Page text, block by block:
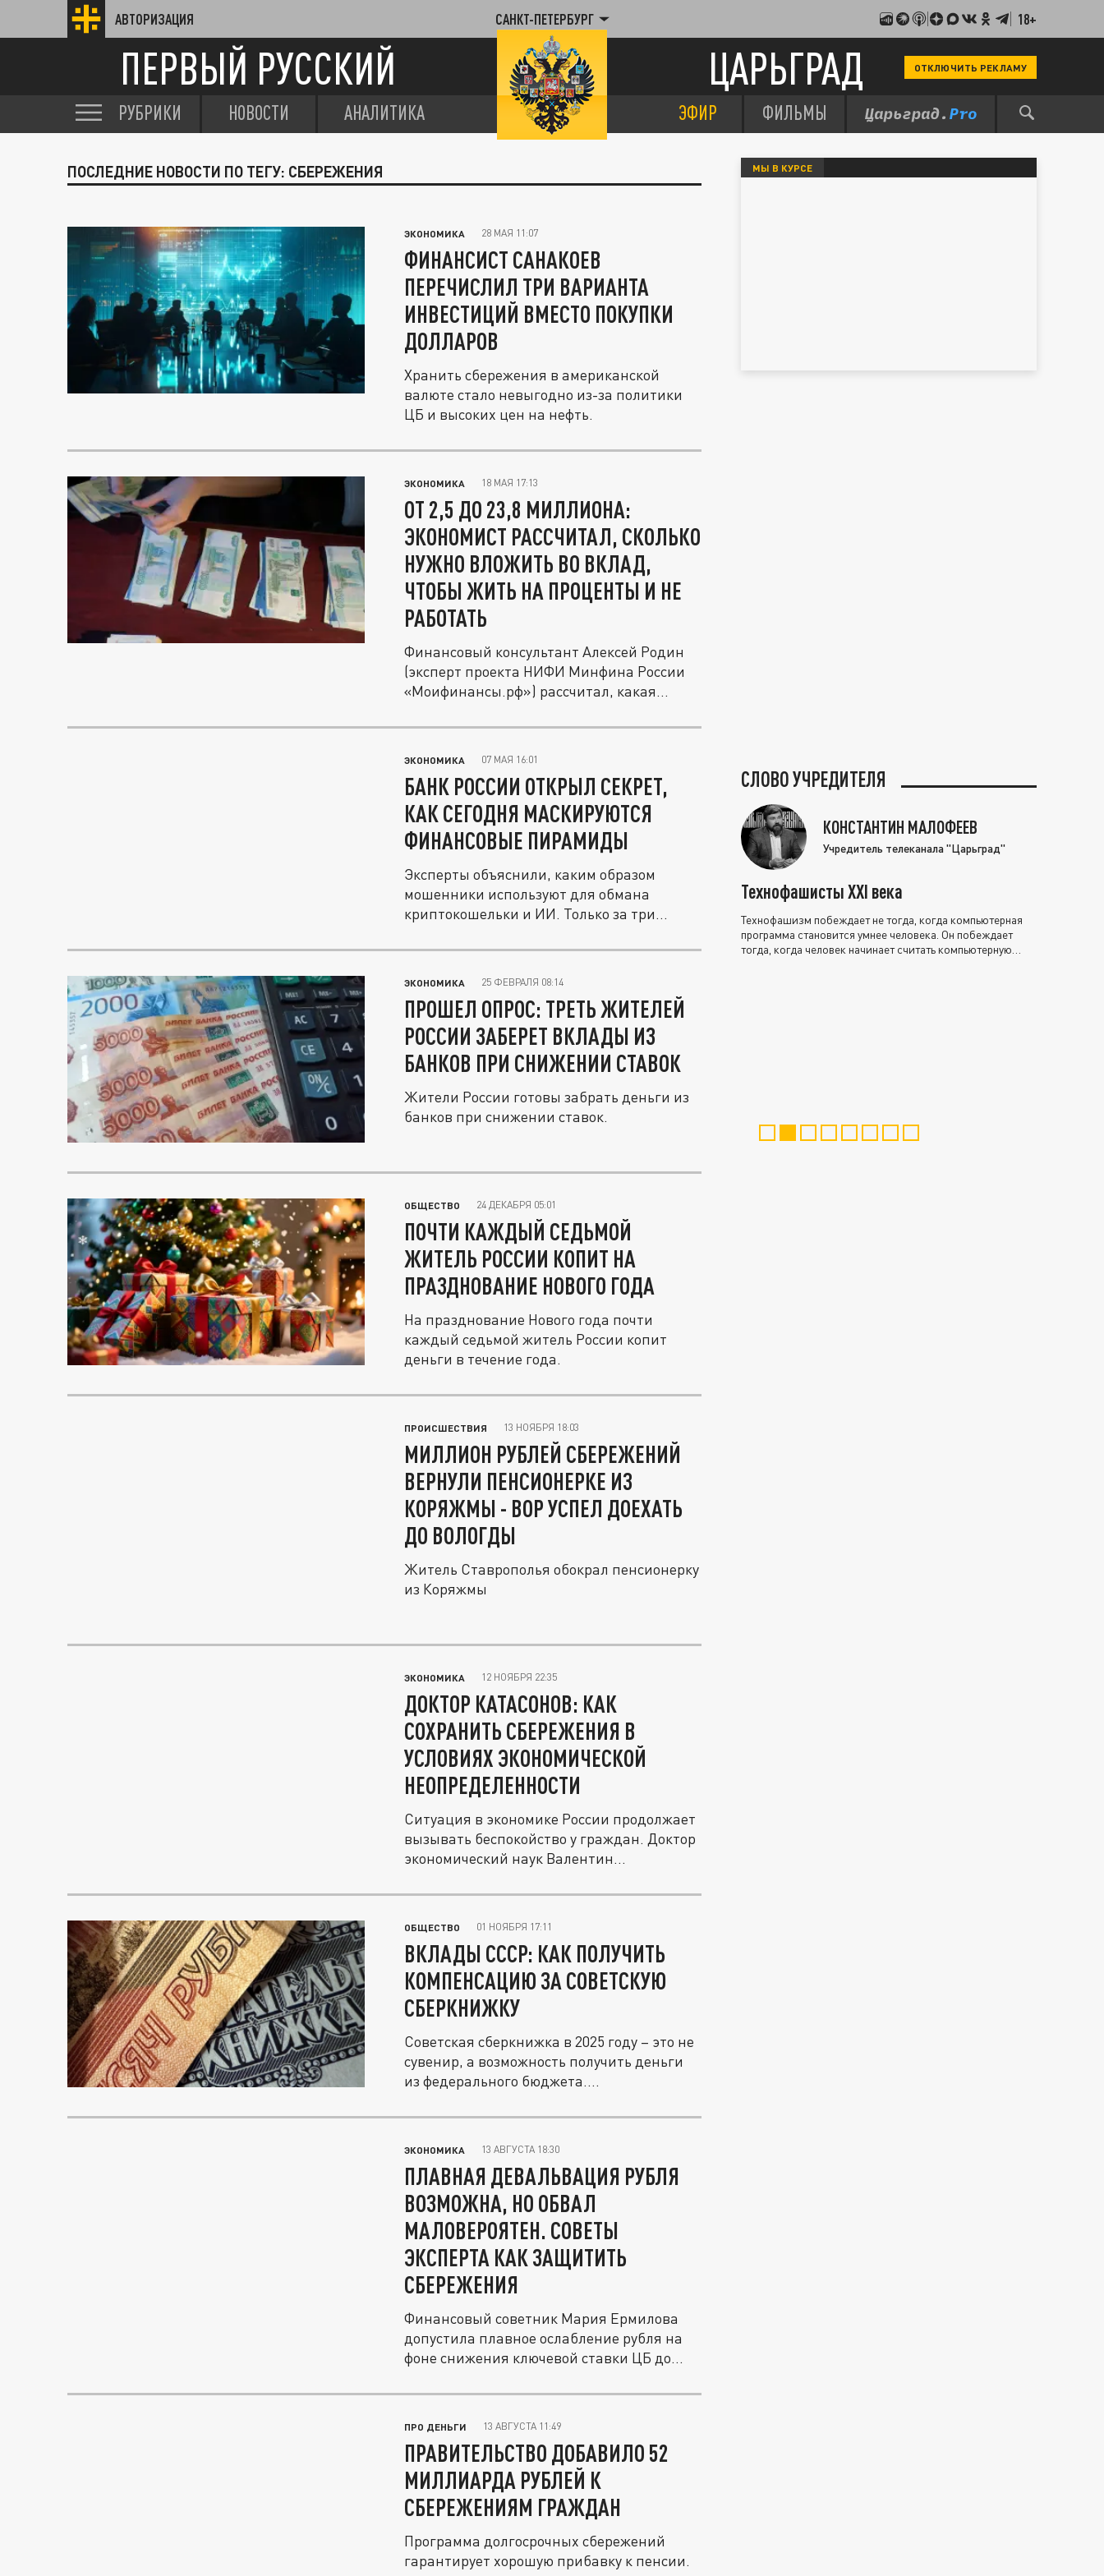
АВТОРИЗАЦИЯ САНКТ-ПЕТЕРБУРГ 18+
ПЕРВЫЙ РУССКИЙ ЦАРЬГРАД ОТКЛЮЧИТЬ РЕКЛАМУ
РУБРИКИ НОВОСТИ АНАЛИТИКА ЭФИР ФИЛЬМЫ
ПОСЛЕДНИЕ НОВОСТИ ПО ТЕГУ: СБЕРЕЖЕНИЯ
ЭКОНОМИКА 28 МАЯ 11:07
ФИНАНСИСТ САНАКОЕВ
ПЕРЕЧИСЛИЛ ТРИ ВАРИАНТА
ИНВЕСТИЦИЙ ВМЕСТО ПОКУПКИ
ДОЛЛАРОВ
Хранить сбережения в американской
валюте стало невыгодно из-за политики
ЦБ и высоких цен на нефть.
ЭКОНОМИКА 18 МАЯ 17:13
ОТ 2,5 ДО 23,8 МИЛЛИОНА:
ЭКОНОМИСТ РАССЧИТАЛ, СКОЛЬКО
НУЖНО ВЛОЖИТЬ ВО ВКЛАД,
ЧТОБЫ ЖИТЬ НА ПРОЦЕНТЫ И НЕ
РАБОТАТЬ
Финансовый консультант Алексей Родин
(эксперт проекта НИФИ Минфина России
«Моифинансы.рф») рассчитал, какая...
ЭКОНОМИКА 07 МАЯ 16:01
БАНК РОССИИ ОТКРЫЛ СЕКРЕТ,
КАК СЕГОДНЯ МАСКИРУЮТСЯ
ФИНАНСОВЫЕ ПИРАМИДЫ
Эксперты объяснили, каким образом
мошенники используют для обмана
криптокошельки и ИИ. Только за три
ЭКОНОМИКА 25 ФЕВРАЛЯ 08:14
ПРОШЕЛ ОПРОС: ТРЕТЬ ЖИТЕЛЕЙ
РОССИИ ЗАБЕРЕТ ВКЛАДЫ ИЗ
БАНКОВ ПРИ СНИЖЕНИИ СТАВОК
Жители России готовы забрать деньги из
банков при снижении ставок.
ОБЩЕСТВО 24 ДЕКАБРЯ 05:01
ПОЧТИ КАЖДЫЙ СЕДЬМОЙ
ЖИТЕЛЬ РОССИИ КОПИТ НА
ПРАЗДНОВАНИЕ НОВОГО ГОДА
На празднование Нового года почти
каждый седьмой житель России копит
деньги в течение года.
ПРОИСШЕСТВИЯ 13 НОЯБРЯ 18:03
МИЛЛИОН РУБЛЕЙ СБЕРЕЖЕНИЙ
ВЕРНУЛИ ПЕНСИОНЕРКЕ ИЗ
КОРЯЖМЫ - ВОР УСПЕЛ ДОЕХАТЬ
ДО ВОЛОГДЫ
Житель Ставрополья обокрал пенсионерку
из Коряжмы
ЭКОНОМИКА 12 НОЯБРЯ 22:35
ДОКТОР КАТАСОНОВ: КАК
СОХРАНИТЬ СБЕРЕЖЕНИЯ В
УСЛОВИЯХ ЭКОНОМИЧЕСКОЙ
НЕОПРЕДЕЛЕННОСТИ
Ситуация в экономике России продолжает
вызывать беспокойство у граждан. Доктор
экономический наук Валентин...
ОБЩЕСТВО 01 НОЯБРЯ 17:11
ВКЛАДЫ СССР: КАК ПОЛУЧИТЬ
КОМПЕНСАЦИЮ ЗА СОВЕТСКУЮ
СБЕРКНИЖКУ
Советская сберкнижка в 2025 году – это не
сувенир, а возможность получить деньги
из федерального бюджета....
ЭКОНОМИКА 13 АВГУСТА 18:30
ПЛАВНАЯ ДЕВАЛЬВАЦИЯ РУБЛЯ
ВОЗМОЖНА, НО ОБВАЛ
МАЛОВЕРОЯТЕН. СОВЕТЫ
ЭКСПЕРТА КАК ЗАЩИТИТЬ
СБЕРЕЖЕНИЯ
Финансовый советник Мария Ермилова
допустила плавное ослабление рубля на
фоне снижения ключевой ставки ЦБ до...
ПРО ДЕНЬГИ 13 АВГУСТА 11:49
ПРАВИТЕЛЬСТВО ДОБАВИЛО 52
МИЛЛИАРДА РУБЛЕЙ К
СБЕРЕЖЕНИЯМ ГРАЖДАН
Программа долгосрочных сбережений
гарантирует хорошую прибавку к пенсии.
МЫ В КУРСЕ
СЛОВО УЧРЕДИТЕЛЯ
КОНСТАНТИН МАЛОФЕЕВ
Учредитель телеканала "Царьград"
Технофашисты XXI века
Технофашизм побеждает не тогда, когда компьютерная
программа становится умнее человека. Он побеждает
тогда, когда человек начинает считать компьютерную